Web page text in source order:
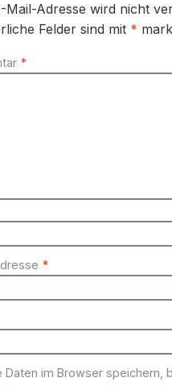
Mail-Adresse wird nicht
Felder sind mit *
*
*
Daten im Browser speichern,